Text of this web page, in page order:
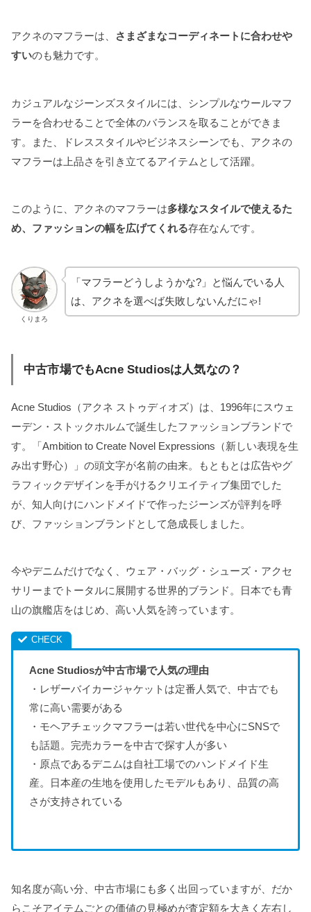
アクネのマフラーは、
さまざまなコーディネートに合わせや
すいのも魅力です。
カジュアルなジーンズスタイルには、シンプルなウールマフ
ラーを合わせることで全体のバランスを取ることができま
す。また、ドレススタイルやビジネスシーンでも、アクネの
マフラーは上品さを引き立てるアイテムとして活躍。
このように、アクネのマフラーは多様なスタイルで使えるた
め、ファッションの幅を広げてくれる存在なんです。
くりまろ
「マフラーどうしようかな?」と悩んでいる人
は、アクネを選べば失敗しないんだにゃ!
中古市場でもAcne Studiosは人気なの？
Acne Studios（アクネ ストゥディオズ）は、1996年にスウェ
ーデン・ストックホルムで誕生したファッションブランドで
す。「Ambition to Create Novel Expressions（新しい表現を生
み出す野心）」の頭文字が名前の由来。もともとは広告やグ
ラフィックデザインを手がけるクリエイティブ集団でした
が、知人向けにハンドメイドで作ったジーンズが評判を呼
び、ファッションブランドとして急成長しました。
今やデニムだけでなく、ウェア・バッグ・シューズ・アクセ
サリーまでトータルに展開する世界的ブランド。日本でも青
山の旗艦店をはじめ、高い人気を誇っています。
Acne Studiosが中古市場で人気の理由
・レザーバイカージャケットは定番人気で、中古でも
常に高い需要がある
・モヘアチェックマフラーは若い世代を中心にSNSで
も話題。完売カラーを中古で探す人が多い
・原点であるデニムは自社工場でのハンドメイド生
産。日本産の生地を使用したモデルもあり、品質の高
さが支持されている
知名度が高い分、中古市場にも多く出回っていますが、だか
らこそアイテムごとの価値の見極めが査定額を大きく左右し